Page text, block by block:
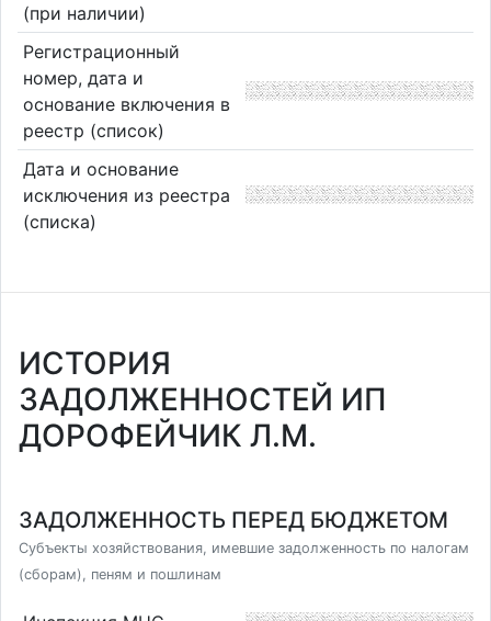
(при наличии)
Регистрационный
номер, дата и
основание включения в
реестр (список)
Дата и основание
исключения из реестра
(списка)
ИСТОРИЯ
ЗАДОЛЖЕННОСТЕЙ ИП
ДОРОФЕЙЧИК Л.М.
ЗАДОЛЖЕННОСТЬ ПЕРЕД БЮДЖЕТОМ
Субъекты хозяйствования, имевшие задолженность по налогам
(сборам), пеням и пошлинам